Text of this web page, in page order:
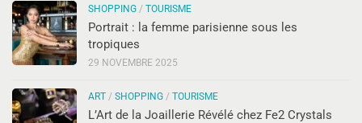
SHOPPING / TOURISME
Portrait : la femme parisienne sous les
tropiques
29 NOVEMBRE 2025
ART / SHOPPING / TOURISME
L’Art de la Joaillerie Révélé chez Fe2 Crystals